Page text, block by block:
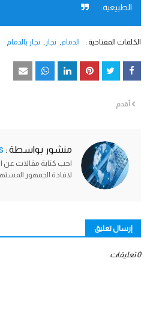
الطبيعية.
الكلمات المفتاحية : الدمام نجار نجار بالدمام
أقدم
منشور بواسطة :
احب كتابة مقالات عن
لافادة الجمهور
إرسال تعليق
0 تعليقات